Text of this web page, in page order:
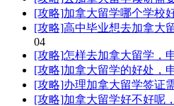
[攻略]加拿大留学哪个学校
[攻略]高中毕业想去加拿大
04
[攻略]怎样去加拿大留学，
[攻略]加拿大留学的好处，
[攻略]办理加拿大留学签证
[攻略]加拿大留学好不好呢